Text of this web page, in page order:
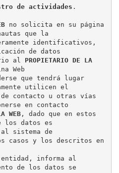
de actividades .
no solicita en su página
que la
identificativos,
de datos
al PROPIETARIO DE LA
Web
que tendrá lugar
utilicen el
contacto u otras vías
en contacto
WEB, dado que en estos
los datos es
sistema de
casos y los descritos en
informa al
de los datos se